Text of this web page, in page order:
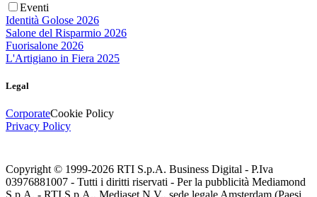
Eventi
Identità Golose 2026
Salone del Risparmio 2026
Fuorisalone 2026
L'Artigiano in Fiera 2025
Legal
CorporateCookie Policy
Privacy Policy
Copyright © 1999-2026 RTI S.p.A. Business Digital - P.Iva
03976881007 - Tutti i diritti riservati - Per la pubblicità Mediamond